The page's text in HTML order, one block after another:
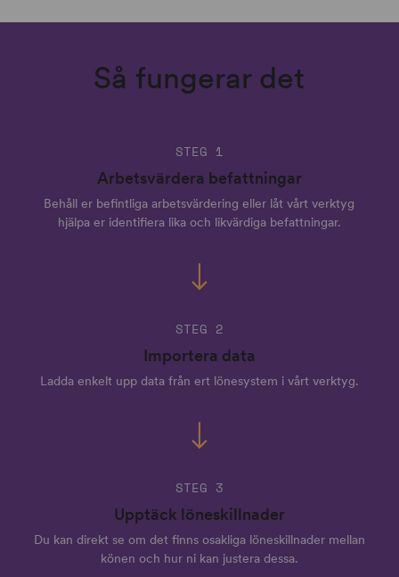
Så fungerar det
STEG 1
Arbetsvärdera befattningar
Behåll er befintliga arbetsvärdering eller låt vårt verktyg
hjälpa er identifiera lika och likvärdiga befattningar.
STEG 2
Importera data
Ladda enkelt upp data från ert lönesystem i vårt verktyg.
STEG 3
Upptäck löneskillnader
Du kan direkt se om det finns osakliga löneskillnader mellan
könen och hur ni kan justera dessa.